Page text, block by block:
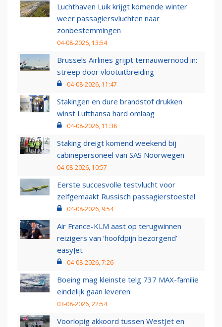
Luchthaven Luik krijgt komende winter
weer passagiersvluchten naar
zonbestemmingen
04-08-2026, 13:54
Brussels Airlines grijpt ternauwernood in:
streep door vlootuitbreiding
04-08-2026, 11:47
Stakingen en dure brandstof drukken
winst Lufthansa hard omlaag
04-08-2026, 11:38
Staking dreigt komend weekend bij
cabinepersoneel van SAS Noorwegen
04-08-2026, 10:57
Eerste succesvolle testvlucht voor
zelfgemaakt Russisch passagierstoestel
04-08-2026, 9:54
Air France-KLM aast op terugwinnen
reizigers van ‘hoofdpijn bezorgend’
easyJet
04-08-2026, 7:26
Boeing mag kleinste telg 737 MAX-familie
eindelijk gaan leveren
03-08-2026, 22:54
Voorlopig akkoord tussen WestJet en